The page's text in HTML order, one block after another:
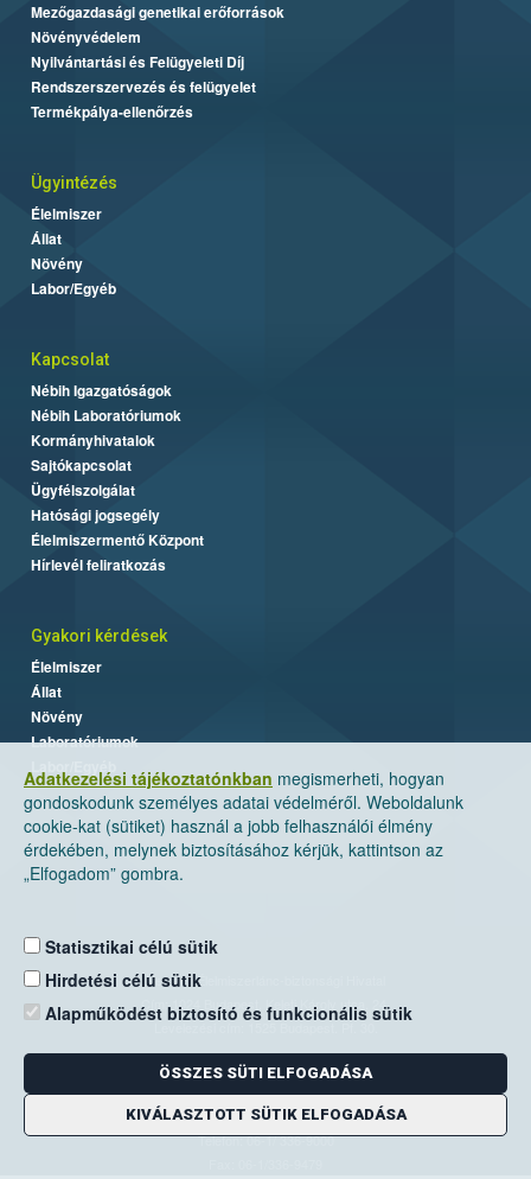
Adatkezelési tájékoztatónkban megismerheti, hogyan
gondoskodunk személyes adatai védelméről. Weboldalunk
cookie-kat (sütiket) használ a jobb felhasználói élmény
érdekében, melynek biztosításához kérjük, kattintson az
„Elfogadom” gombra.
Statisztikai célú sütik
Hirdetési célú sütik
Alapműködést biztosító és funkcionális sütik
ÖSSZES SÜTI ELFOGADÁSA
KIVÁLASZTOTT SÜTIK ELFOGADÁSA
Mezőgazdasági genetikai erőforrások
Növényvédelem
Nyilvántartási és Felügyeleti Díj
Rendszerszervezés és felügyelet
Termékpálya-ellenőrzés
Ügyintézés
Élelmiszer
Állat
Növény
Labor/Egyéb
Kapcsolat
Nébih Igazgatóságok
Nébih Laboratóriumok
Kormányhivatalok
Sajtókapcsolat
Ügyfélszolgálat
Hatósági jogsegély
Élelmiszermentő Központ
Hírlevél feliratkozás
Gyakori kérdések
Élelmiszer
Állat
Növény
Laboratóriumok
Nemzeti Élelmiszerlánc-biztonsági Hivatal
Cím: 1024 Budapest, Keleti Károly utca. 24.
E-mail:ugyfelszolgalat@nebih.gov.hu
Zöld szám: 06-80/263-244
Telefon: 06-1/ 336-9000